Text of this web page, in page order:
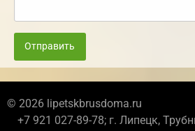
Отправить
© 2026 lipetskbrusdoma.ru
+7 921 027-89-78; г. Липецк,